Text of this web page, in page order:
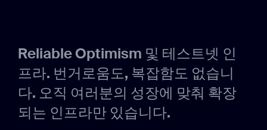
Reliable Optimism 및 테스트넷 인
프라. 번거로움도, 복잡함도 없습니
다. 오직 여러분의 성장에 맞춰 확장
되는 인프라만 있습니다.